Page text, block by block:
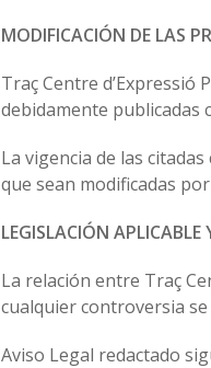
MODIFICACIÓN DE LAS
Traç Centre
debidamente publicadas
La vigencia de las
que sean modificadas
LEGISLACIÓN APLICABLE
La relación entre Traç
cualquier controversia
Aviso Legal redactado